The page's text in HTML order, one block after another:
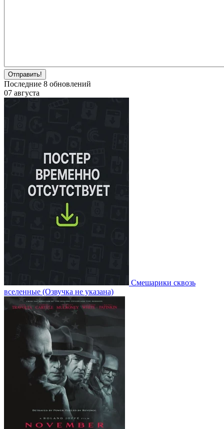
Отправить!
Последние 8 обновлений
07 августа
Смешарики сквозь
вселенные (Озвучка не указана)